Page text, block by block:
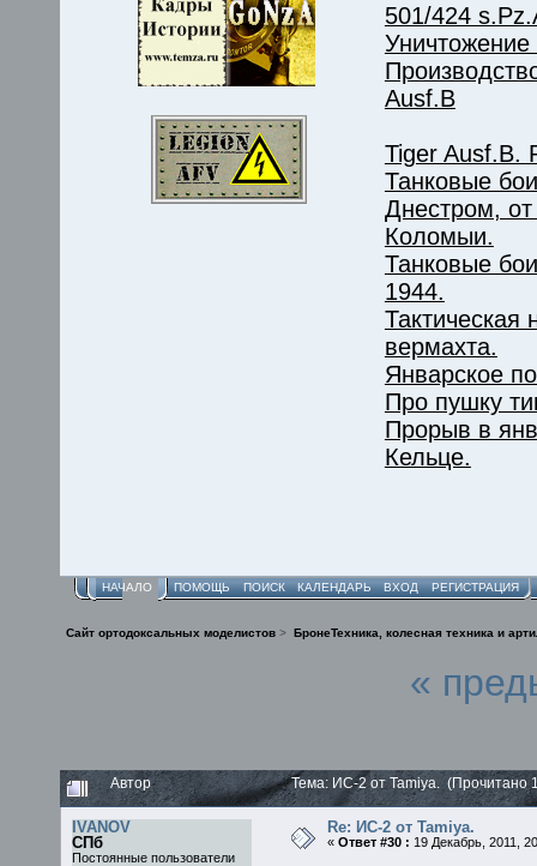
501/424
Уничтожение
Ausf.B
Tiger Ausf.B.
Танковые
Днестром,
Коломыи.
Танковые
1944.
Тактическая
вермахта.
Январское
Про пушку
Прорыв в
Кельце.
НАЧАЛО ПОМОЩЬ ПОИСК КАЛЕНДАРЬ ВХОД РЕГИСТРАЦИЯ
Сайт ортодоксальных моделистов > БронеТехника, колесная техника и
«
Автор Тема: ИС-2 от Tamiya. (Прочитано
IVANOV
СПб
Постоянные пользователи
Re: ИС-2 от Tamiya.
« Ответ #30 : 19 Декабрь, 2011,